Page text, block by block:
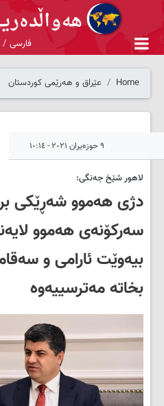
فارسی
Home عێراق و هەرێمی کوردستان
٩ حوزەیران ٢٠٢١ - ١٠:١٤
لاهور شێخ جه‌نگی‌:
دژی هەموو شەڕێکی
سەرکۆنەی هەموو
بیەوێت ئارامی و
بخاتە مەترسییەوە